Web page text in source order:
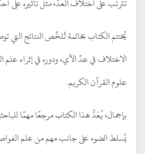
يُختتم الكتاب بخاتمة تُلخِّص النتائج التي
الاختلاف في عدِّ الآي، ودوره في إثراء علم
علوم القرآن الكريم.
بإجمال، يُعَدُّ هذا الكتاب مرجعًا مهمًا
يُسلط الضوء على جانب مهم من علم